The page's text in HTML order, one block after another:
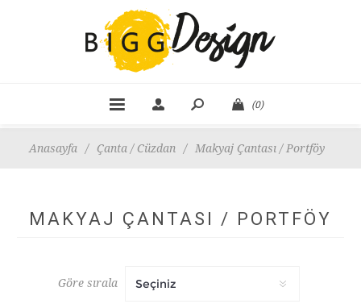
(0)
Anasayfa / Çanta / Cüzdan / Makyaj Çantası / Portföy
MAKYAJ ÇANTASI / PORTFÖY
Göre sırala